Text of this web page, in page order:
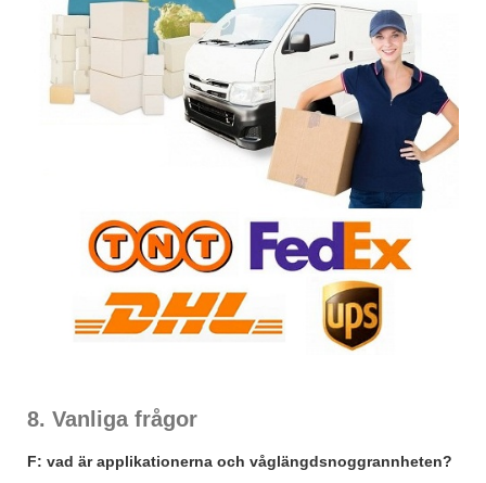
8. Vanliga frågor
F: vad är applikationerna och våglängdsnoggrannheten?